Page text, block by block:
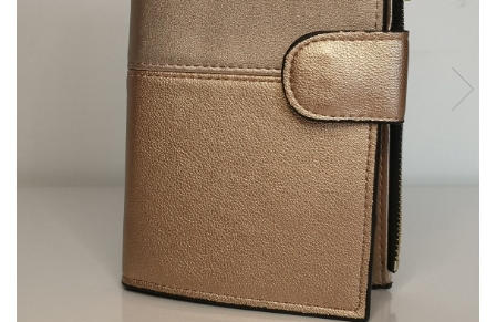
Seturi cadou barbati
Seturi cadou barbati portofel si curea
Ceasuri pentru EL
Cadouri craciun barbati
Cadouri personalizate barbati
Cadouri copii bebelusi 0+
Lenjerii de pat Disney
Sepci personalizate
Bannere personalizate scoli si gradinite
Caserole personalizate sandwich
Saculeti personalizati
Sticla de apa personalizata
Agende si caiete personalizate